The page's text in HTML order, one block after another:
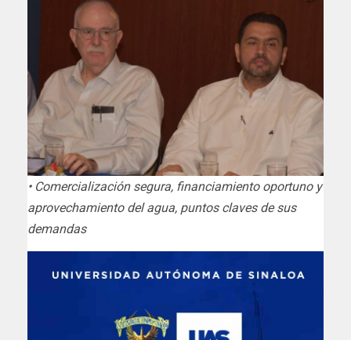
• Comercialización segura, financiamiento oportuno y
aprovechamiento del agua, puntos claves de sus
demandas